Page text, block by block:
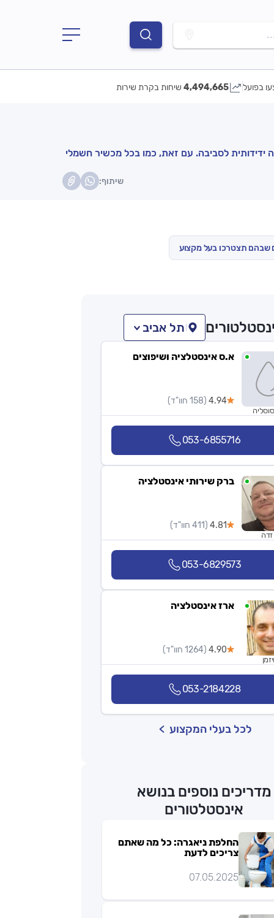
בפועל 4,494,665 שיחות בקרת שירות
לסביבה. עם זאת, כמו בכל מכשיר חשמלי
שיתוף:
שבהם תצטרכו בעל מקצוע
תל אביב
א.ס אינסטלציה ושיפוצים
4.94 (158 חוו"ד)
053-6855716
ברק שירותי אינסטלציה
4.81 (411 חוו"ד)
053-6829573
ארז אינסטלציה
4.90 (1264 חוו"ד)
053-2184228
לכל בעלי המקצוע
מדריכים נוספים בנושא
אינסטלטורים
החלפת ניאגרה: כל מה שאתם
צריכים לדעת
07.05.2025